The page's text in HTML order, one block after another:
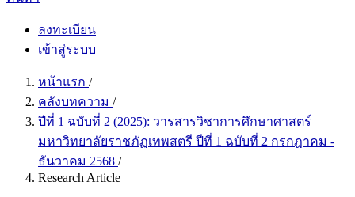
ลงทะเบียน
เข้าสู่ระบบ
หน้าแรก /
คลังบทความ /
ปีที่ 1 ฉบับที่ 2 (2025): วารสารวิชาการศึกษาศาสตร์
มหาวิทยาลัยราชภัฏเทพสตรี ปีที่ 1 ฉบับที่ 2 กรกฎาคม -
ธันวาคม 2568 /
Research Article